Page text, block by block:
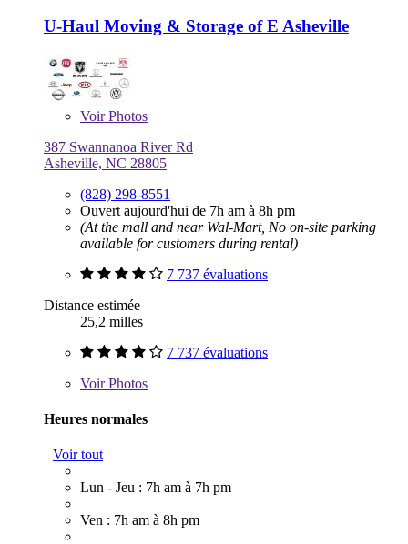
U-Haul Moving & Storage of E Asheville
VoirPhotos
387 Swannanoa River Rd
Asheville, NC 28805
(828) 298-8551
Ouvert aujourd'hui de 7h am à 8h pm
(At the mall and near Wal-Mart, No on-site parking
available for customers during rental)
7 737 évaluations
Distance estimée
25,2 milles
7 737 évaluations
VoirPhotos
Heures normales
Voir tout
Lun - Jeu : 7h am à 7h pm
Ven : 7h am à 8h pm